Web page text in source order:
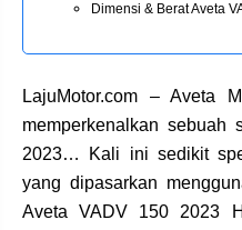
Dimensi & Berat Aveta
LajuMotor.com – Aveta
memperkenalkan sebuah
2023… Kali ini sedikit
yang dipasarkan
Aveta VADV 150 2023